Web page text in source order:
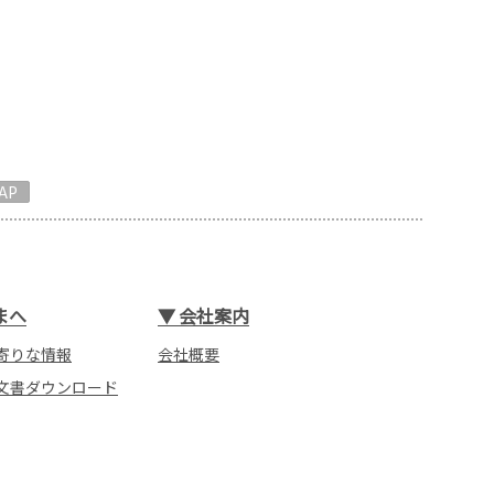
へ
りな情報
書ダウンロード
▼会社案内
会社概要